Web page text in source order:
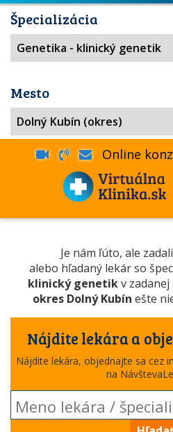
Špecializácia
Mesto
Online
Je nám ľúto, ale
alebo hľadaný lekár so
klinický genetikv zadanej
okres Dolný Kubín ešte
Nájdite lekára a
Nájdite lekára, objednajte sa cez
na